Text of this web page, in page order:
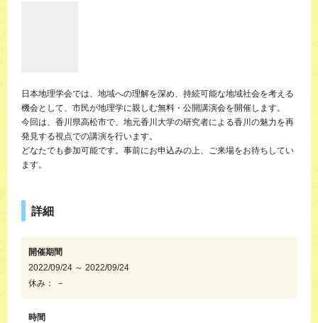
日本地理学会では、地域への理解を深め、持続可能な地域社会を考える
機会として、市民が地理学に親しむ無料・公開講演会を開催します。
今回は、香川県高松市で、地元香川大学の研究者による香川の魅力を再
発見する視点での講演を行います。
どなたでも参加可能です。事前にお申込みの上、ご来場をお待ちしてい
ます。
詳細
開催期間
2022/09/24 ～ 2022/09/24
休み： －
時間